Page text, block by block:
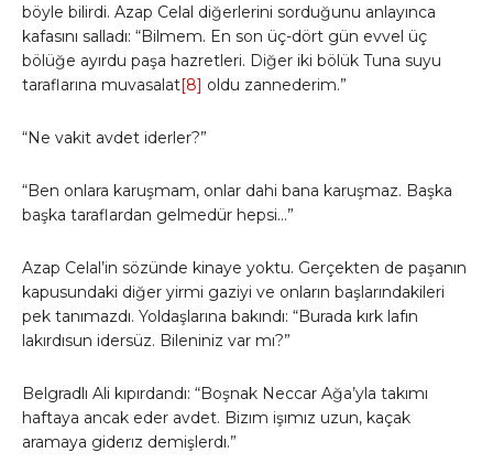
böyle bilirdi. Azap Celal diğerlerini sorduğunu anlayınca
kafasını salladı: “Bilmem. En son üç-dört gün evvel üç
bölüğe ayırdu paşa hazretleri. Diğer iki bölük Tuna suyu
taraflarına muvasalat[8] oldu zannederim.”
“Ne vakit avdet iderler?”
“Ben onlara karuşmam, onlar dahi bana karuşmaz. Başka
başka taraflardan gelmedür hepsi…”
Azap Celal’in sözünde kinaye yoktu. Gerçekten de paşanın
kapusundaki diğer yirmi gaziyi ve onların başlarındakileri
pek tanımazdı. Yoldaşlarına bakındı: “Burada kırk lafın
lakırdısun idersüz. Bileniniz var mı?”
Belgradlı Ali kıpırdandı: “Boşnak Neccar Ağa’yla takımı
haftaya ancak eder avdet. Bizım işımız uzun, kaçak
aramaya giderız demişlerdı.”